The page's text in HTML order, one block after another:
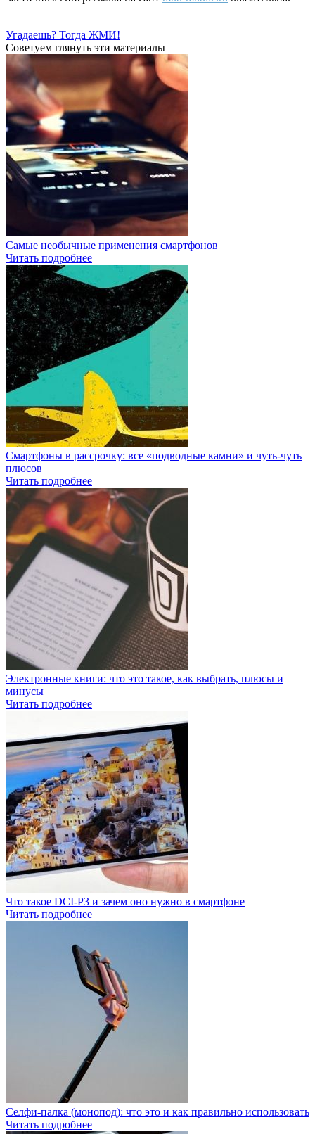
Угадаешь? Тогда ЖМИ!
Советуем глянуть эти материалы
Самые необычные применения смартфонов
Читать подробнее
Смартфоны в рассрочку: все «подводные камни» и чуть-чуть
плюсов
Читать подробнее
Электронные книги: что это такое, как выбрать, плюсы и
минусы
Читать подробнее
Что такое DCI-P3 и зачем оно нужно в смартфоне
Читать подробнее
Селфи-палка (монопод): что это и как правильно использовать
Читать подробнее